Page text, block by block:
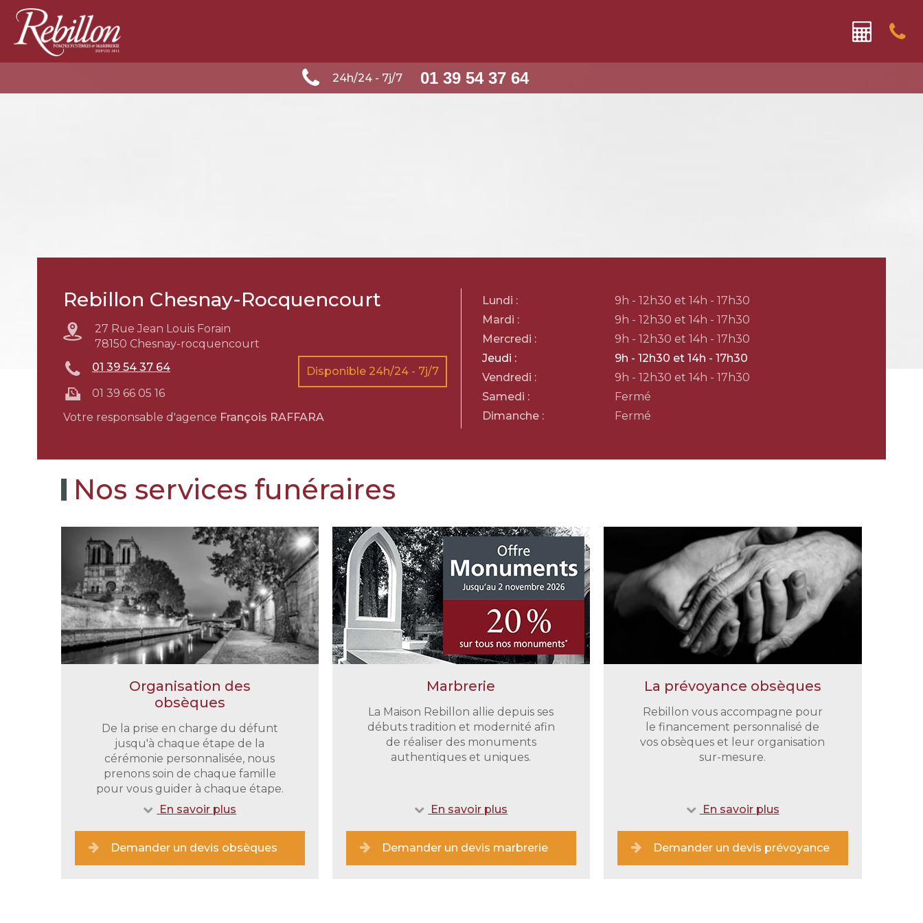
24h/24 - 7j/7 01 39 54 37 64
Rebillon Chesnay-Rocquencourt
27 Rue Jean Louis Forain
78150 Chesnay-rocquencourt
01 39 54 37 64
01 39 66 05 16
Disponible 24h/24 - 7j/7
Votre responsable d'agence François RAFFARA
Lundi :
9h - 12h30 et 14h - 17h30
Mardi :
9h - 12h30 et 14h - 17h30
Mercredi :
9h - 12h30 et 14h - 17h30
Jeudi :
9h - 12h30 et 14h - 17h30
Vendredi :
9h - 12h30 et 14h - 17h30
Samedi :
Fermé
Dimanche :
Fermé
Nos services funéraires
Organisation des
obsèques
De la prise en charge du défunt
jusqu'à chaque étape de la
cérémonie personnalisée, nous
prenons soin de chaque famille
pour vous guider à chaque étape.
En savoir plus
Demander un devis obsèques
Marbrerie
La Maison Rebillon allie depuis ses
débuts tradition et modernité afin
de réaliser des monuments
authentiques et uniques.
En savoir plus
Demander un devis marbrerie
La prévoyance obsèques
Rebillon vous accompagne pour
le financement personnalisé de
vos obsèques et leur organisation
sur-mesure.
En savoir plus
Demander un devis prévoyance